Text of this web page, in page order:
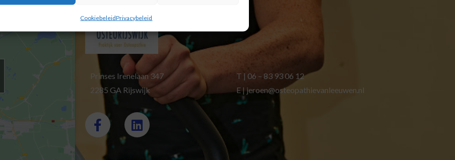
CookiebeleidPrivacybeleid
Prinses Irenelaan 347
2285 GA Rijswijk
T | 06 – 83 93 06 12
E | jeroen@osteopathievanleeuwen.nl